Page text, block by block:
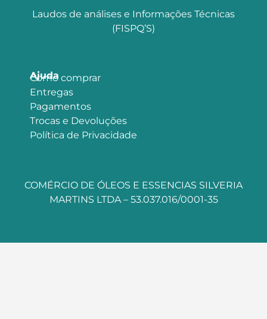
Laudos de análises e Informações Técnicas
(FISPQ’S)
Ajuda
Como comprar
Entregas
Pagamentos
Trocas e Devoluções
Política de Privacidade
COMÉRCIO DE ÓLEOS E ESSENCIAS SILVERIA
MARTINS LTDA – 53.037.016/0001-35